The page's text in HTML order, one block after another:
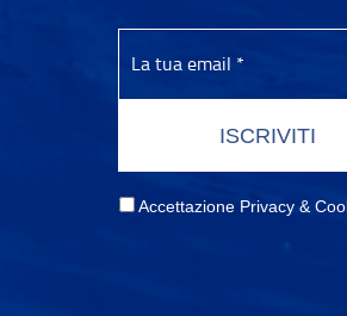
Accettazione Privacy &